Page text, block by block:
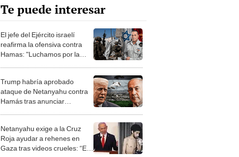
Te puede interesar
El jefe del Ejército israelí
reafirma la ofensiva contra
Hamas: "Luchamos por la
Trump habría aprobado
ataque de Netanyahu contra
Hamás tras anunciar
Netanyahu exige a la Cruz
Roja ayudar a rehenes en
Gaza tras videos crueles: “El